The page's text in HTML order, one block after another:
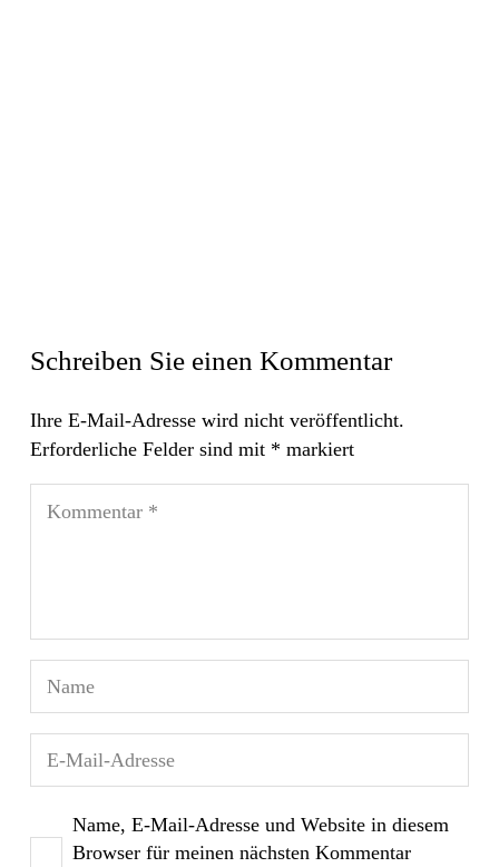
Schreiben Sie einen Kommentar
Ihre E-Mail-Adresse wird nicht veröffentlicht.
Erforderliche Felder sind mit * markiert
Name, E-Mail-Adresse und Website in diesem
Browser für meinen nächsten Kommentar